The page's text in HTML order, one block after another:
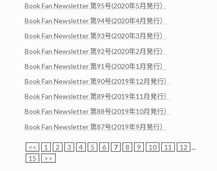
Book Fan Newsletter 第95号(2020年5月発行）
Book Fan Newsletter 第94号(2020年4月発行）
Book Fan Newsletter 第93号(2020年3月発行）
Book Fan Newsletter 第92号(2020年2月発行）
Book Fan Newsletter 第91号(2020年1月発行）
Book Fan Newsletter 第90号(2019年12月発行）
Book Fan Newsletter 第89号(2019年11月発行）
Book Fan Newsletter 第88号(2019年10月発行）
Book Fan Newsletter 第87号(2019年9月発行）
<< 1 2 3 4 5 6 7 8 9 10 11 12 ...
15
>>